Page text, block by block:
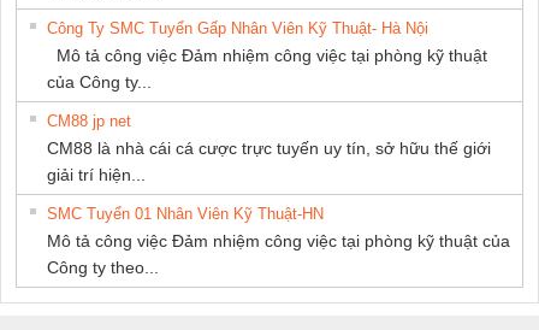
Công Ty SMC Tuyển Gấp Nhân Viên Kỹ Thuật- Hà Nội
Mô tả công việc Đảm nhiệm công việc tại phòng kỹ thuật
của Công ty...
CM88 jp net
CM88 là nhà cái cá cược trực tuyến uy tín, sở hữu thế giới
giải trí hiện...
SMC Tuyển 01 Nhân Viên Kỹ Thuật-HN
Mô tả công việc Đảm nhiệm công việc tại phòng kỹ thuật của
Công ty theo...